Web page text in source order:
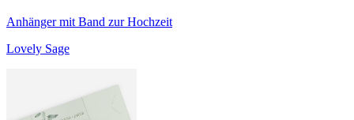
Anhänger mit Band zur Hochzeit
Lovely Sage